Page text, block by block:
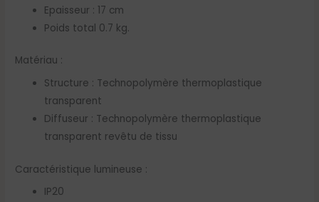
Epaisseur : 17 cm
Poids total 0.7 kg.
Matériau :
Structure : Technopolymère thermoplastique
transparent
Diffuseur : Technopolymère thermoplastique
transparent revêtu de tissu
Caractéristique lumineuse :
IP20